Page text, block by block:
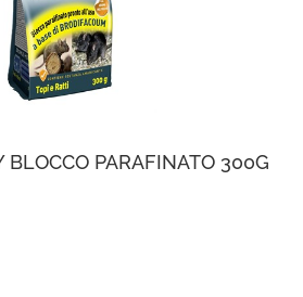
BLOCCO PARAFINATO 300G